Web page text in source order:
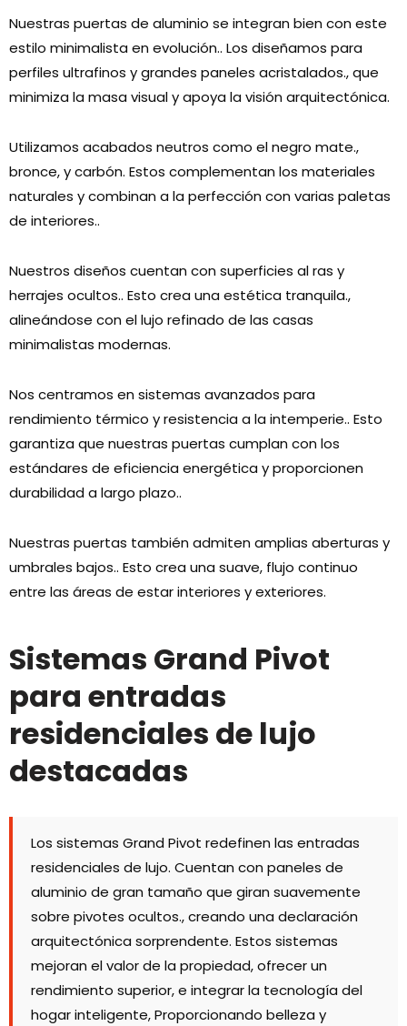
Nuestras puertas de aluminio se integran bien con este
estilo minimalista en evolución.. Los diseñamos para
perfiles ultrafinos y grandes paneles acristalados., que
minimiza la masa visual y apoya la visión arquitectónica.
Utilizamos acabados neutros como el negro mate.,
bronce, y carbón. Estos complementan los materiales
naturales y combinan a la perfección con varias paletas
de interiores..
Nuestros diseños cuentan con superficies al ras y
herrajes ocultos.. Esto crea una estética tranquila.,
alineándose con el lujo refinado de las casas
minimalistas modernas.
Nos centramos en sistemas avanzados para
rendimiento térmico y resistencia a la intemperie.. Esto
garantiza que nuestras puertas cumplan con los
estándares de eficiencia energética y proporcionen
durabilidad a largo plazo..
Nuestras puertas también admiten amplias aberturas y
umbrales bajos.. Esto crea una suave, flujo continuo
entre las áreas de estar interiores y exteriores.
Sistemas Grand Pivot
para entradas
residenciales de lujo
destacadas
Los sistemas Grand Pivot redefinen las entradas
residenciales de lujo. Cuentan con paneles de
aluminio de gran tamaño que giran suavemente
sobre pivotes ocultos., creando una declaración
arquitectónica sorprendente. Estos sistemas
mejoran el valor de la propiedad, ofrecer un
rendimiento superior, e integrar la tecnología del
hogar inteligente, Proporcionando belleza y